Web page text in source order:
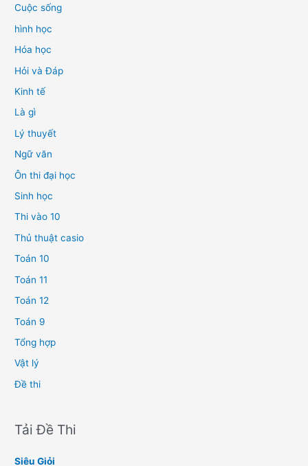
Cuộc sống
hình học
Hóa học
Hỏi và Đáp
Kinh tế
Là gì
Lý thuyết
Ngữ văn
Ôn thi đại học
Sinh học
Thi vào 10
Thủ thuật casio
Toán 10
Toán 11
Toán 12
Toán 9
Tổng hợp
Vật lý
Đề thi
Tải Đề Thi
Siêu Giỏi